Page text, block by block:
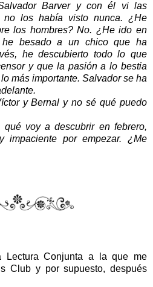
Barver y con él vi las
los había visto nunca. ¿He
los hombres? No. ¿He ido en
he besado a un chico que ha
he descubierto todo lo que
y que la pasión a lo bestia
más importante. Salvador se ha
y Bernal y no sé qué puedo
voy a descubrir en febrero,
impaciente por empezar. ¿Me
Lectura Conjunta a la que me
Club y por supuesto, después